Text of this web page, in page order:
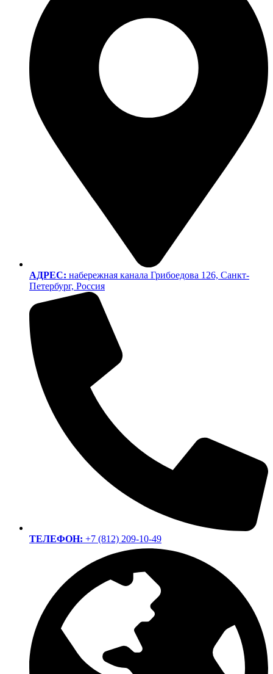
АДРЕС: набережная канала Грибоедова 126, Санкт-
Петербург, Россия
ТЕЛЕФОН: +7 (812) 209-10-49